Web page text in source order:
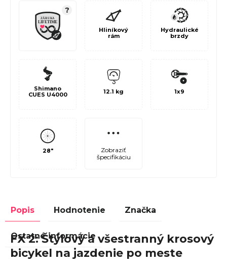
?
Hliníkový
rám
Hydraulické
brzdy
Shimano
CUES U4000
12.1 kg 1x9
28"
Zobraziť
špecifikáciu
Popis Hodnotenie Značka
Ostatné informácie
FX 2: Štýlový a všestranný krosový
bicykel na jazdenie po meste